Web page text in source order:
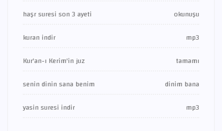
haşr suresi son 3 ayeti
okunuşu
kuran indir
mp3
Kur'an-ı Kerim'in juz
tamamı
senin dinin sana benim
dinim bana
yasin suresi indir
mp3